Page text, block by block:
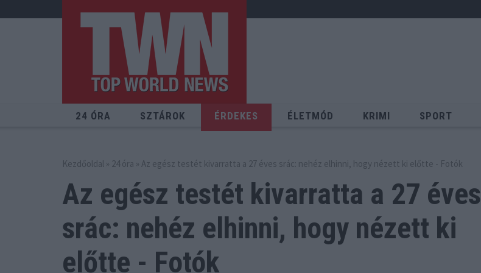
24 ÓRA SZTÁROK ÉRDEKES ÉLETMÓD KRIMI SPORT
Kezdőoldal » 24 óra » Az egész testét kivarratta a 27 éves srác: nehéz elhinni, hogy nézett ki előtte - Fotók
Az egész testét kivarratta a 27 éves
srác: nehéz elhinni, hogy nézett ki
előtte - Fotók